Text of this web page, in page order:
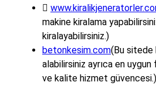

makine kiralama
kiralayabilirsiniz.)
betonkesim.com(Bu sitede
alabilirsiniz ayrıca en
ve kalite hizmet güvencesi.)